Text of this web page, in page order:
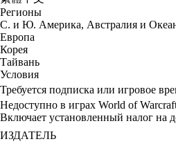
Регионы
С. и Ю. Америка, Австралия и
Европа
Корея
Тайвань
Условия
Требуется подписка или игровое
Недоступно в играх World of
Включает установленный налог на
ИЗДАТЕЛЬ